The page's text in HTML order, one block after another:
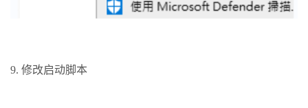
9. 修改启动脚本